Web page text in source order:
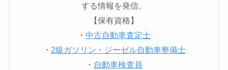
する情報を発信。
【保有資格】
・ 中古自動車査定士
・ 2級ガソリン・ジーゼル自動車整備士
・ 自動車検査員